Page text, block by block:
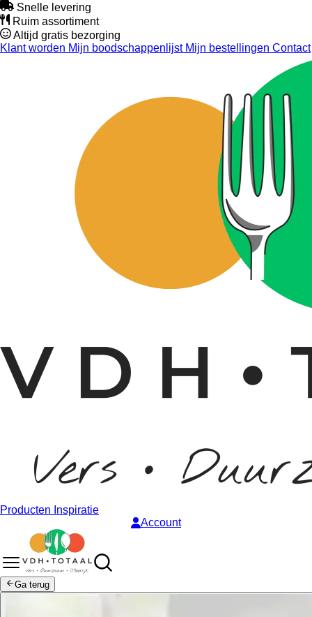
Snelle levering
Ruim assortiment
Altijd gratis bezorging
Klant worden Mijn boodschappenlijstMijn bestellingen Contact
Producten Inspiratie
Account
Ga terug